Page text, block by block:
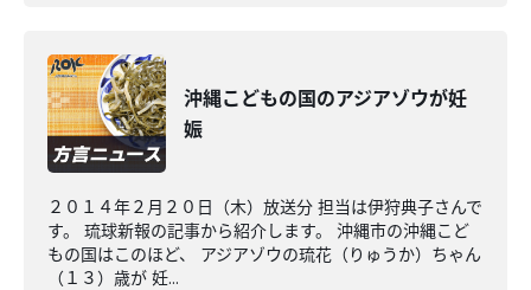
沖縄こどもの国のアジアゾウが妊
娠
２０１４年２月２０日（木）放送分 担当は伊狩典子さんで
す。 琉球新報の記事から紹介します。 沖縄市の沖縄こど
もの国はこのほど、 アジアゾウの琉花（りゅうか）ちゃん
（１３）歳が 妊...